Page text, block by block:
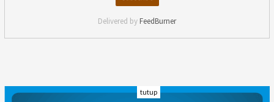
Delivered by FeedBurner
tutup